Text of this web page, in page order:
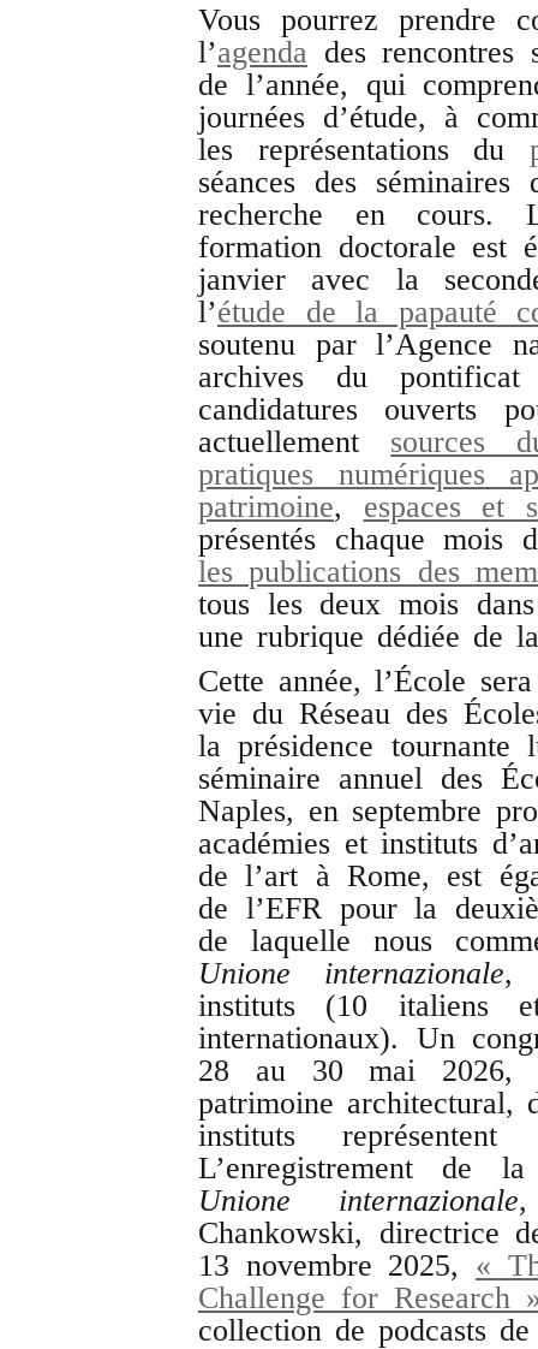
Vous pourrez prendre
l’agenda des rencontres
de l’année, qui
journées d’étude, à
les représentations du
séances des
recherche en cours.
formation doctorale est
janvier avec la
l’étude de la papauté
soutenu par l’Agence
archives du
candidatures ouverts
actuellement sources
pratiques numériques
patrimoine, espaces et
présentés chaque
les publications des
tous les deux mois
une rubrique dédiée de
Cette année, l’École
vie du Réseau des
la présidence
séminaire annuel des
Naples, en septembre
académies et instituts
de l’art à Rome, est
de l’EFR pour la
de laquelle nous
Unione internazionale,
instituts (10 italiens
internationaux). Un
28 au 30 mai 2026,
patrimoine architectural,
instituts
L’enregistrement de
Unione internazionale,
Chankowski, directrice
13 novembre 2025, «
Challenge for Research
collection de podcasts de